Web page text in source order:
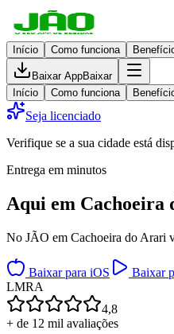
Início Como funciona
Baixar AppBaixar
Início
Como funciona
Seja licenciado
Verifique se a sua cidade está
Entrega em minutos
Aqui em Cachoeira
No JÃO em Cachoeira do Arari
Baixar para iOS
Baixar
LMRA
4,8
+ de 12 mil avaliações